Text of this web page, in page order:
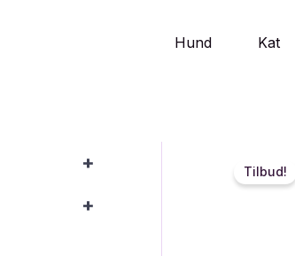
Hund Kat
+
+
Tilbud!